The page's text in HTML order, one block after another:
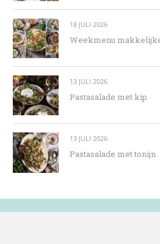
18 JULI 2026
Weekmenu
13 JULI 2026
Pastasalade met kip
13 JULI 2026
Pastasalade met tonijn